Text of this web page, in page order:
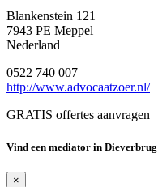
Blankenstein 121
7943 PE Meppel
Nederland
0522 740 007
http://www.advocaatzoer.nl/
GRATIS offertes aanvragen
Vind een mediator in Dieverbrug
×